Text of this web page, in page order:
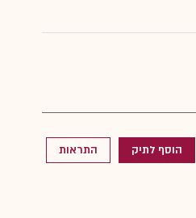
הוסף לתיק התראות